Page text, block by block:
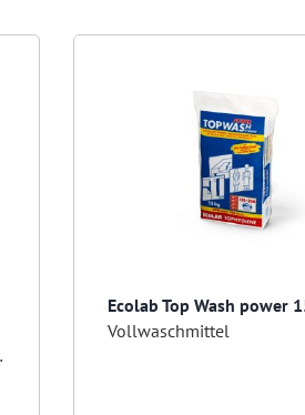
Ecolab Top Wash power
Vollwaschmittel